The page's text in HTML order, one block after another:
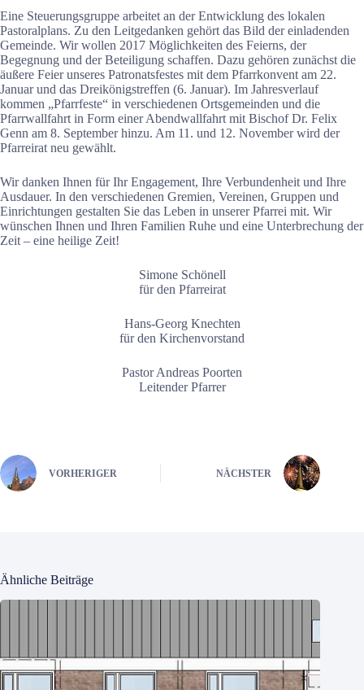
Eine Steuerungsgruppe arbeitet an der Entwicklung des lokalen
Pastoralplans. Zu den Leitgedanken gehört das Bild der einladenden
Gemeinde. Wir wollen 2017 Möglichkeiten des Feierns, der
Begegnung und der Beteiligung schaffen. Dazu gehören zunächst die
äußere Feier unseres Patronatsfestes mit dem Pfarrkonvent am 22.
Januar und das Dreikönigstreffen (6. Januar). Im Jahresverlauf
kommen „Pfarrfeste“ in verschiedenen Ortsgemeinden und die
Pfarrwallfahrt in Form einer Abendwallfahrt mit Bischof Dr. Felix
Genn am 8. September hinzu. Am 11. und 12. November wird der
Pfarreirat neu gewählt.
Wir danken Ihnen für Ihr Engagement, Ihre Verbundenheit und Ihre
Ausdauer. In den verschiedenen Gremien, Vereinen, Gruppen und
Einrichtungen gestalten Sie das Leben in unserer Pfarrei mit. Wir
wünschen Ihnen und Ihren Familien Ruhe und eine Unterbrechung der
Zeit – eine heilige Zeit!
Simone Schönell
für den Pfarreirat
Hans-Georg Knechten
für den Kirchenvorstand
Pastor Andreas Poorten
Leitender Pfarrer
VORHERIGER NÄCHSTER
Ähnliche Beiträge